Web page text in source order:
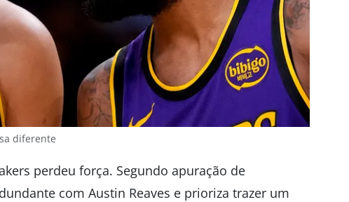
diferente
perdeu força. Segundo apuração de
com Austin Reaves e prioriza trazer um